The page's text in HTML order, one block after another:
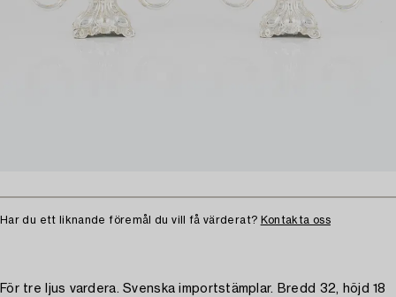
Har du ett liknande föremål du vill få värderat? Kontakta oss
För tre ljus vardera. Svenska importstämplar. Bredd 32, höjd 18